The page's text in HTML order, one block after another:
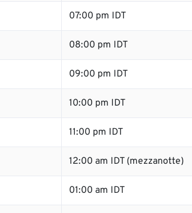
07:00 pm IDT
08:00 pm IDT
09:00 pm IDT
10:00 pm IDT
11:00 pm IDT
12:00 am IDT (mezzanotte)
01:00 am IDT